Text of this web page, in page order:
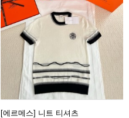
[에르메스] 니트 티셔츠